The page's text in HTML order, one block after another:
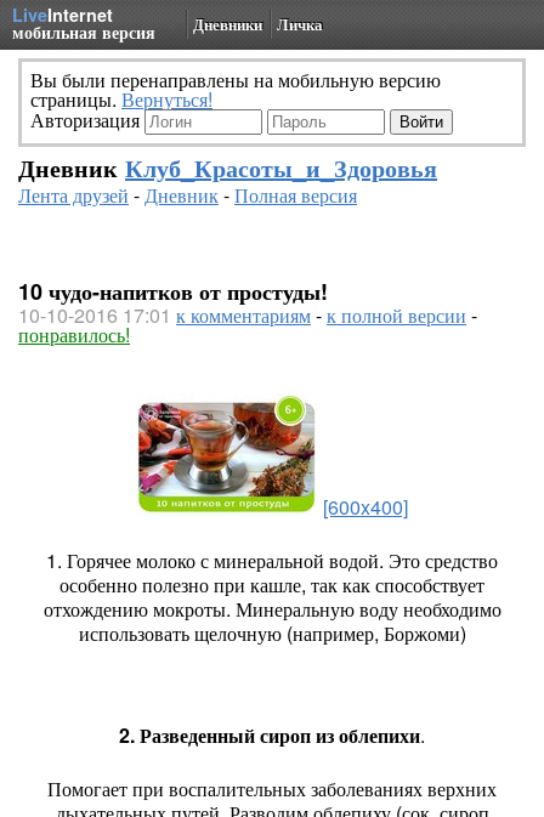
LiveInternet
мобильная версия Дневники Личка
Вы были перенаправлены на мобильную версию
страницы. Вернуться!
Авторизация
Дневник Клуб_Красоты_и_Здоровья
Лента друзей -Дневник-Полная версия
10 чудо-напитков от простуды!
10-10-2016 17:01 к комментариям-к полной версии -
понравилось!
[600x400]
1. Горячее молоко с минеральной водой. Это средство
особенно полезно при кашле, так как способствует
отхождению мокроты. Минеральную воду необходимо
использовать щелочную (например, Боржоми)
2. Разведенный сироп из облепихи.
Помогает при воспалительных заболеваниях верхних